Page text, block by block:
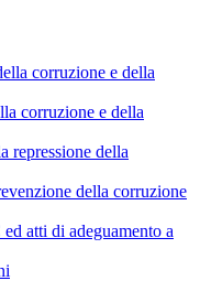
corruzione e della
corruzione e della
repressione della
della corruzione
atti di adeguamento a